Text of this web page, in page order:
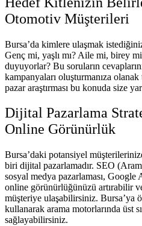
Otomotiv Müşterileri
Bursa’da kimlere ulaşmak
Genç mi, yaşlı mı? Aile mi, birey
duyuyorlar? Bu soruların
kampanyaları oluşturmanıza
pazar araştırması bu konuda size
Dijital Pazarlama
Online Görünürlük
Bursa’daki potansiyel
biri dijital pazarlamadır. SEO
sosyal medya pazarlaması,
online görünürlüğünüzü artırabilir
müşteriye ulaşabilirsiniz. Bursa’ya
kullanarak arama motorlarında üst
sağlayabilirsiniz.